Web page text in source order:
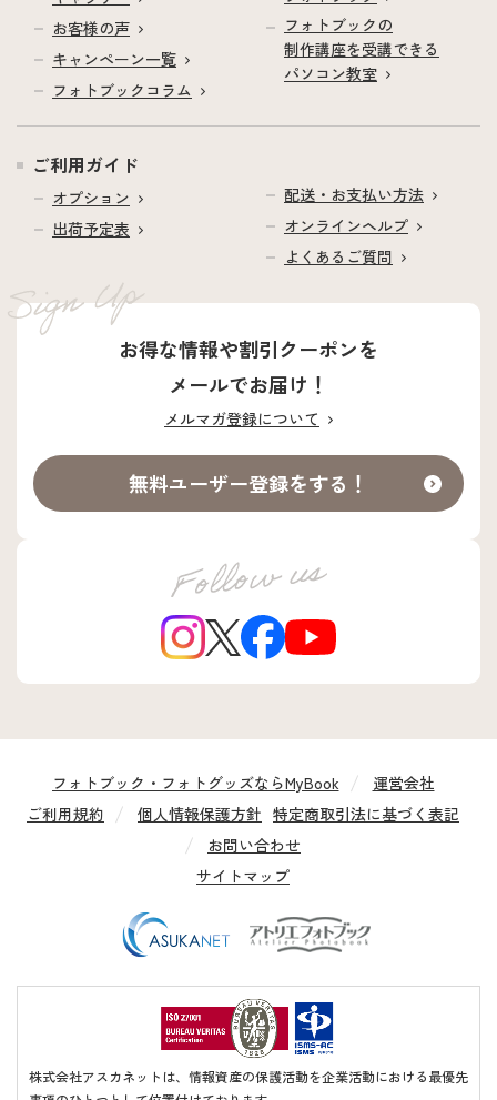
お客様の声
キャンペーン一覧
フォトブックコラム
フォトブックの
制作講座を受講できる
パソコン教室
ご利用ガイド
オプション
出荷予定表
配送・お支払い方法
オンラインヘルプ
よくあるご質問
お得な情報や割引クーポンを
メールでお届け！
メルマガ登録について
無料ユーザー登録をする！
フォトブック・フォトグッズならMyBook
運営会社
ご利用規約
個人情報保護方針 特定商取引法に基づく表記
お問い合わせ
サイトマップ
株式会社アスカネットは、情報資産の保護活動を企業活動における最優先